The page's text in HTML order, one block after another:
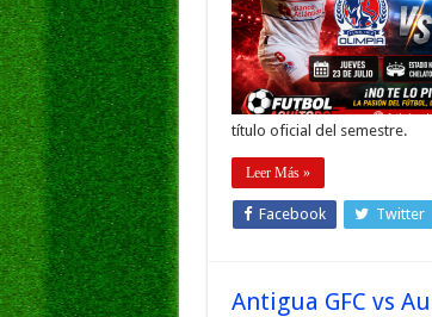
título oficial del semestre.
Leer Más »
Facebook Twitter
Antigua GFC vs